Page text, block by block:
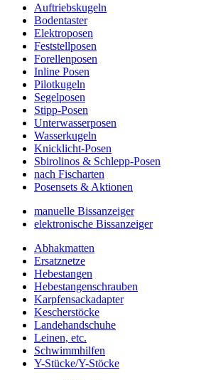
Auftriebskugeln
Bodentaster
Elektroposen
Feststellposen
Forellenposen
Inline Posen
Pilotkugeln
Segelposen
Stipp-Posen
Unterwasserposen
Wasserkugeln
Knicklicht-Posen
Sbirolinos & Schlepp-Posen
nach Fischarten
Posensets & Aktionen
manuelle Bissanzeiger
elektronische Bissanzeiger
Abhakmatten
Ersatznetze
Hebestangen
Hebestangenschrauben
Karpfensackadapter
Kescherstöcke
Landehandschuhe
Leinen, etc.
Schwimmhilfen
Y-Stücke/Y-Stöcke